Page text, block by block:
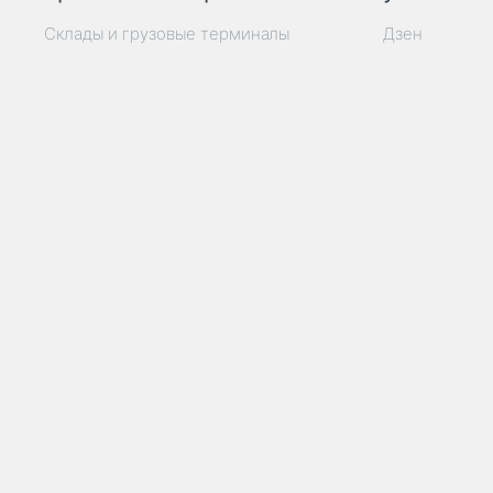
Склады и грузовые терминалы Дзен